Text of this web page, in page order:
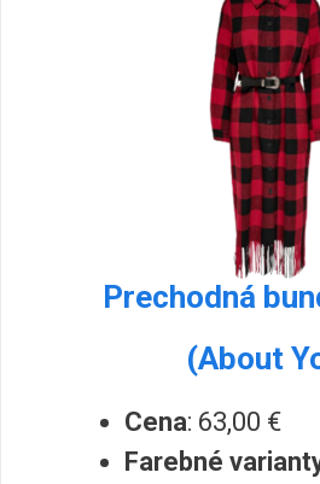
Prechodná
(About
Cena: 63,00 €
Farebné